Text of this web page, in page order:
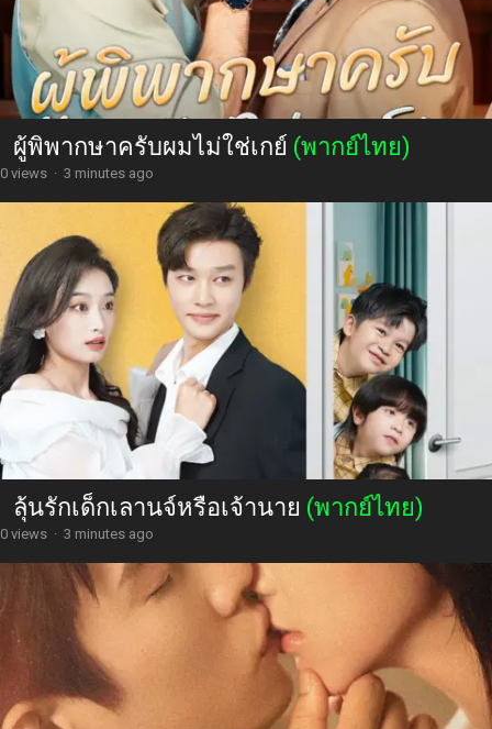
ผู้พิพากษาครับผมไม่ใช่เกย์ (พากย์ไทย)
0 views · 3 minutes ago
ลุ้นรักเด็กเลานจ์หรือเจ้านาย (พากย์ไทย)
0 views · 3 minutes ago